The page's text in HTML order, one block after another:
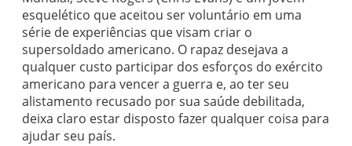
esquelético que aceitou ser voluntário em uma
série de experiências que visam criar o
supersoldado americano. O rapaz desejava a
qualquer custo participar dos esforços do exército
americano para vencer a guerra e, ao ter seu
alistamento recusado por sua saúde debilitada,
deixa claro estar disposto fazer qualquer coisa para
ajudar seu país.